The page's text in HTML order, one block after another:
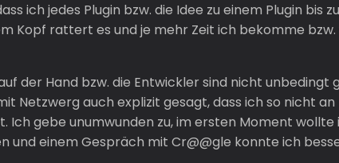
ich jedes Plugin bzw. die Idee zu einem Plugin
Kopf rattert es und je mehr Zeit ich bekomme
der Hand bzw. die Entwickler sind nicht unbedingt
Netzwerg auch explizit gesagt, dass ich so nicht
Ich gebe unumwunden zu, im ersten Moment
und einem Gespräch mit Cr@@gle konnte ich